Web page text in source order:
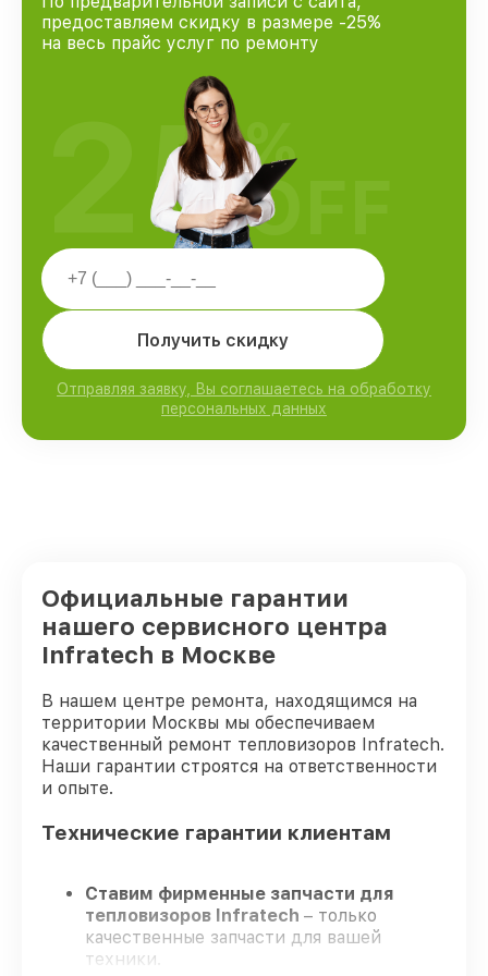
предоставляем скидку в размере -25%
на весь прайс услуг по ремонту
Получить скидку
Отправляя заявку, Вы соглашаетесь на обработку
персональных данных
25%
OFF
Официальные гарантии
нашего сервисного центра
Infratech в Москве
В нашем центре ремонта, находящимся на
территории Москвы мы обеспечиваем
качественный ремонт тепловизоров Infratech.
Наши гарантии строятся на ответственности
и опыте.
Технические гарантии клиентам
Ставим фирменные запчасти для
тепловизоров Infratech – только
качественные запчасти для вашей
техники.